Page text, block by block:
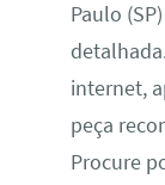
Paulo
internet,
peça
Procure